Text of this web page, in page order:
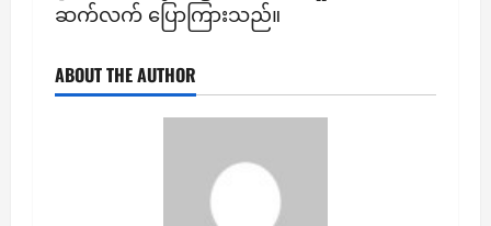
ဆက်လက် ပြောကြားသည်။
ABOUT THE AUTHOR